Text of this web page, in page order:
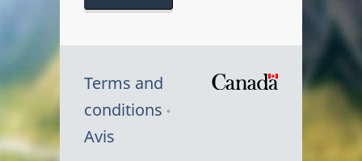
Terms and
conditions
Avis